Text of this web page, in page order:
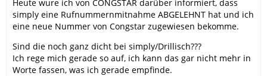
Heute wure ich von CONGSTAR darüber informiert, dass
simply eine Rufnummernmitnahme ABGELEHNT hat und ich
eine neue Nummer von Congstar zugewiesen bekomme.
Sind die noch ganz dicht bei simply/Drillisch???
Ich rege mich gerade so auf, ich kann das gar nicht mehr in
Worte fassen, was ich gerade empfinde.